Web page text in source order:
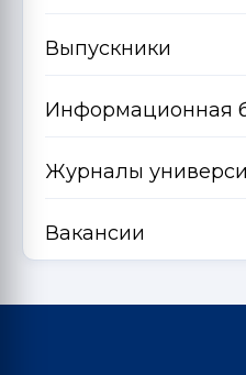
Выпускники
Информационная
Журналы
Вакансии